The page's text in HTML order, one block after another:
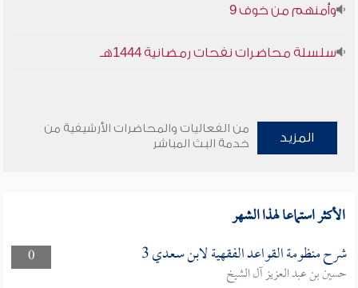
وأمنهم من خوف 9
سلسلة محاضرات نفحات رمضانية 1444هـ
المزيد
من الفعاليات والمحاضرات الأرشيفية من
خدمة البث المباشر
الأكثر استماعا لهذا الشهر
0 شرح منظومة القواعد الفقهية لابن سعدي 3
حسين بن عبد العزيز آل الشيخ